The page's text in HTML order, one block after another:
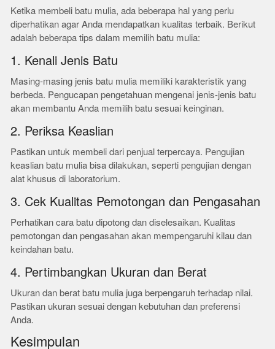
Ketika membeli batu mulia, ada beberapa hal yang perlu
diperhatikan agar Anda mendapatkan kualitas terbaik. Berikut
adalah beberapa tips dalam memilih batu mulia:
1. Kenali Jenis Batu
Masing-masing jenis batu mulia memiliki karakteristik yang
berbeda. Pengucapan pengetahuan mengenai jenis-jenis batu
akan membantu Anda memilih batu sesuai keinginan.
2. Periksa Keaslian
Pastikan untuk membeli dari penjual terpercaya. Pengujian
keaslian batu mulia bisa dilakukan, seperti pengujian dengan
alat khusus di laboratorium.
3. Cek Kualitas Pemotongan dan Pengasahan
Perhatikan cara batu dipotong dan diselesaikan. Kualitas
pemotongan dan pengasahan akan mempengaruhi kilau dan
keindahan batu.
4. Pertimbangkan Ukuran dan Berat
Ukuran dan berat batu mulia juga berpengaruh terhadap nilai.
Pastikan ukuran sesuai dengan kebutuhan dan preferensi
Anda.
Kesimpulan